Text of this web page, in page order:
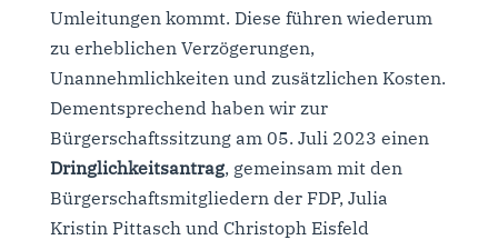
Umleitungen kommt. Diese führen wiederum
zu erheblichen Verzögerungen,
Unannehmlichkeiten und zusätzlichen Kosten.
Dementsprechend haben wir zur
Bürgerschaftssitzung am 05. Juli 2023 einen
Dringlichkeitsantrag, gemeinsam mit den
Bürgerschaftsmitgliedern der FDP, Julia
Kristin Pittasch und Christoph Eisfeld